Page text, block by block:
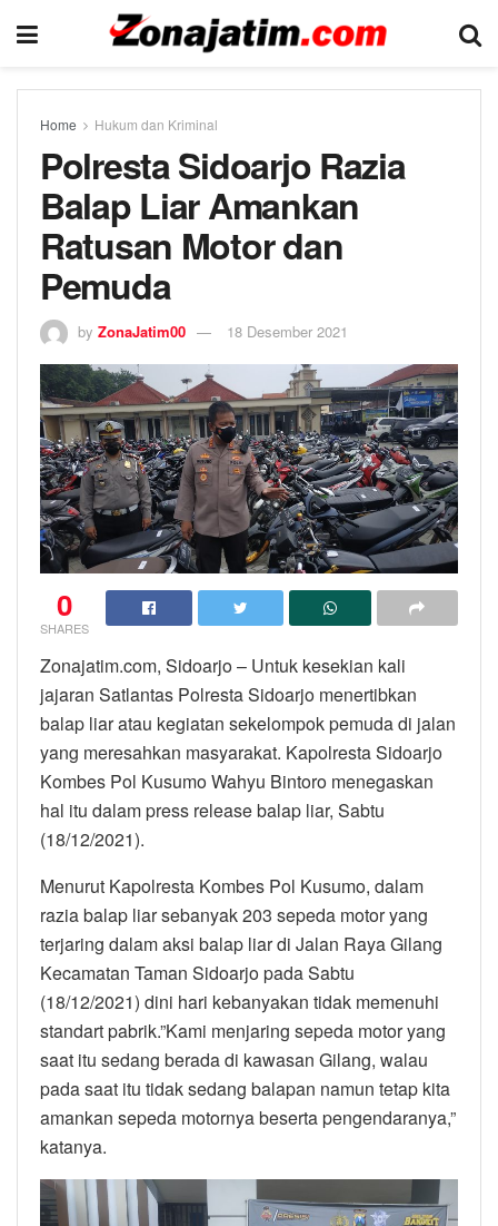
Home Hukum dan Kriminal
Polresta Sidoarjo Razia
Balap Liar Amankan
Ratusan Motor dan
Pemuda
by ZonaJatim00 18 Desember 2021
0
SHARES
Zonajatim.com, Sidoarjo – Untuk kesekian kali
jajaran Satlantas Polresta Sidoarjo menertibkan
balap liar atau kegiatan sekelompok pemuda di jalan
yang meresahkan masyarakat. Kapolresta Sidoarjo
Kombes Pol Kusumo Wahyu Bintoro menegaskan
hal itu dalam press release balap liar, Sabtu
(18/12/2021).
Menurut Kapolresta Kombes Pol Kusumo, dalam
razia balap liar sebanyak 203 sepeda motor yang
terjaring dalam aksi balap liar di Jalan Raya Gilang
Kecamatan Taman Sidoarjo pada Sabtu
(18/12/2021) dini hari kebanyakan tidak memenuhi
standart pabrik.”Kami menjaring sepeda motor yang
saat itu sedang berada di kawasan Gilang, walau
pada saat itu tidak sedang balapan namun tetap kita
amankan sepeda motornya beserta pengendaranya,”
katanya.